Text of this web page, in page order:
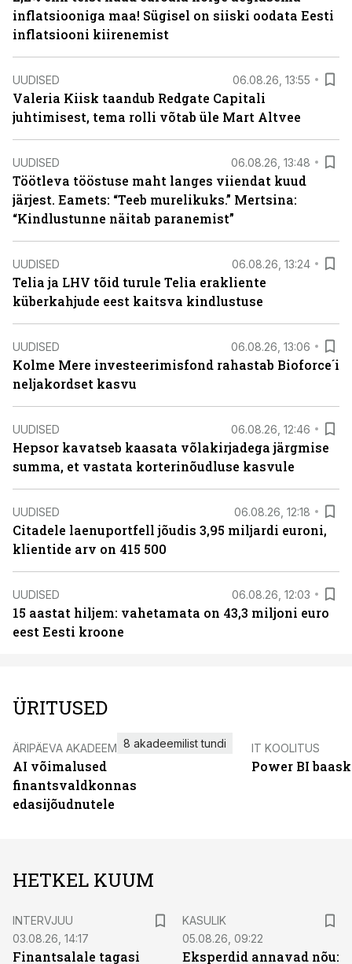
inflatsiooniga maa! Sügisel on siiski oodata Eesti
inflatsiooni kiirenemist
UUDISED 06.08.26, 13:55
Valeria Kiisk taandub Redgate Capitali
juhtimisest, tema rolli võtab üle Mart Altvee
UUDISED 06.08.26, 13:48
Töötleva tööstuse maht langes viiendat kuud
järjest. Eamets: “Teeb murelikuks.” Mertsina:
“Kindlustunne näitab paranemist”
UUDISED 06.08.26, 13:24
Telia ja LHV tõid turule Telia erakliente
küberkahjude eest kaitsva kindlustuse
UUDISED 06.08.26, 13:06
Kolme Mere investeerimisfond rahastab Bioforce´i
neljakordset kasvu
UUDISED 06.08.26, 12:46
Hepsor kavatseb kaasata võlakirjadega järgmise
summa, et vastata korterinõudluse kasvule
UUDISED 06.08.26, 12:18
Citadele laenuportfell jõudis 3,95 miljardi euroni,
klientide arv on 415 500
UUDISED 06.08.26, 12:03
15 aastat hiljem: vahetamata on 43,3 miljoni euro
eest Eesti kroone
ÜRITUSED
ÄRIPÄEVA AKADEEMIA
AI võimalused
finantsvaldkonnas
edasijõudnutele
8 akadeemilist tundi IT KOOLITUS
Power BI
HETKEL KUUM
INTERVJUU
03.08.26, 14:17
Finantsalale tagasi
KASULIK
05.08.26, 09:22
Eksperdid annavad nõu: